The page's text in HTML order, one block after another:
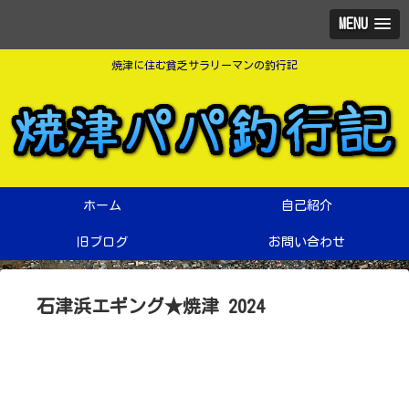
MENU
焼津に住む貧乏サラリーマンの釣行記
ホーム 自己紹介
旧ブログ お問い合わせ
石津浜エギング★焼津 2024